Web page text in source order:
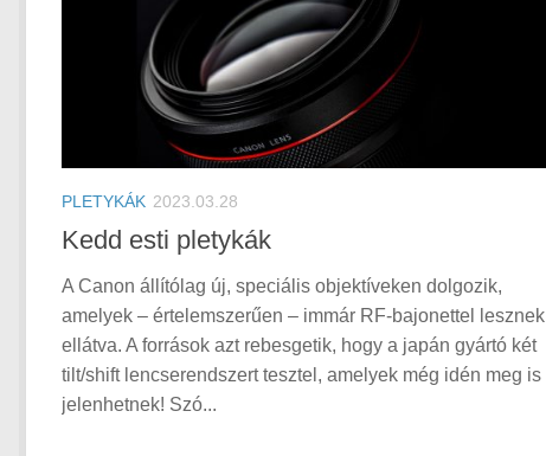
PLETYKÁK 2023.03.28
Kedd esti pletykák
A Canon állítólag új, speciális objektíveken dolgozik,
amelyek – értelemszerűen – immár RF-bajonettel lesznek
ellátva. A források azt rebesgetik, hogy a japán gyártó két
tilt/shift lencserendszert tesztel, amelyek még idén meg is
jelenhetnek! Szó...